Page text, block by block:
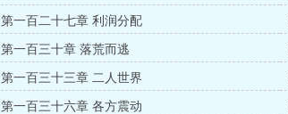
第一百二十七章 利润分配
第一百三十章 落荒而逃
第一百三十三章 二人世界
第一百三十六章 各方震动